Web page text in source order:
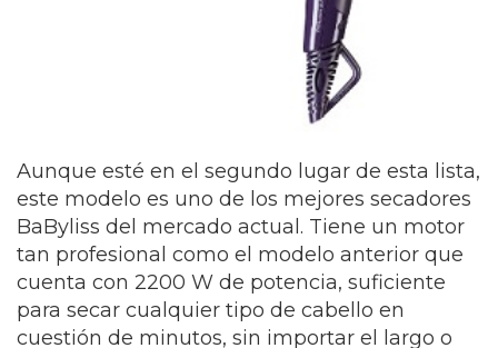
Aunque esté en el segundo lugar de esta lista,
este modelo es uno de los mejores secadores
BaByliss del mercado actual. Tiene un motor
tan profesional como el modelo anterior que
cuenta con 2200 W de potencia, suficiente
para secar cualquier tipo de cabello en
cuestión de minutos, sin importar el largo o